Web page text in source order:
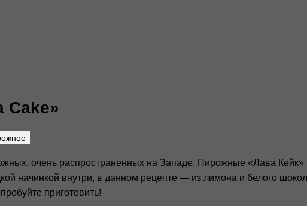
Cake»
очень распространенных на Западе. Пирожные «Лава
начинкой внутри, в данном рецепте — из лимона и белого
приготовить!